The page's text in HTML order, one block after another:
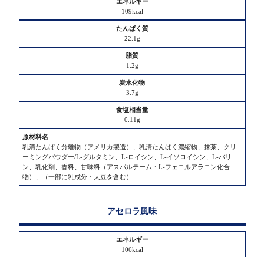
109kcal
22.1g
1.2g
3.7g
0.11g
乳清たんぱく分離物（アメリカ製造）、乳清たんぱく濃縮物、抹茶、クリ
ーミングパウダー/L-グルタミン、L-ロイシン、L-イソロイシン、L-バリ
ン、乳化剤、香料、甘味料（アスパルテーム・L-フェニルアラニン化合
物）、（一部に乳成分・大豆を含む）
アセロラ風味
106kcal